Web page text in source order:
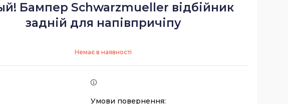
Бампер Schwarzmueller відбійник
задній для напівпричіпу
Немає в наявності